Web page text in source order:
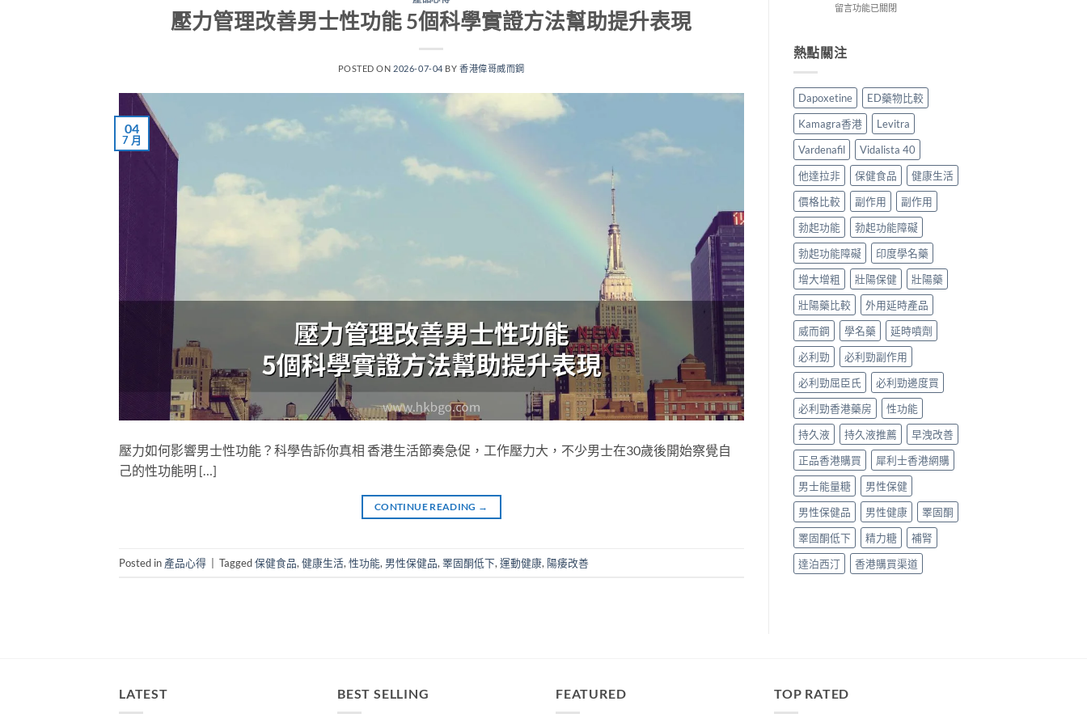
壓力管理改善男士性功能 5個科學實證方法幫助提升表現
POSTED ON 2026-07-04 BY香港偉哥威而鋼
04
7 月
壓力如何影響男士性功能？科學告訴你真相 香港生活節奏急促，工作壓力大，不少男士在30歲後開始察覺自
己的性功能明 […]
CONTINUE READING →
Posted in 產品心得 Tagged保健食品, 健康生活, 性功能, 男性保健品, 睪固酮低下, 運動健康, 陽痿改善
用
中
購
南〉
家
服
得
與
購
買
建
議〉
中
食
效？
港
用
家
必
讀
用
法
用
量
完
整
教
學〉
中
在
片
副
用
安
全
嗎？
香
港
用
家
真
實
服
用
經
驗
與
安
全
購
買
指
南〉
中
留言功能已關閉
熱點關注
Dapoxetine
ED藥物比較
Kamagra香港
Levitra
Vardenafil
Vidalista 40
他達拉非
保健食品
健康生活
價格比較
副作用
副作用
勃起功能
勃起功能障礙
勃起功能障礙
印度學名藥
增大增粗
壯陽保健
壯陽藥
壯陽藥比較
外用延時產品
威而鋼
學名藥
延時噴劑
必利勁
必利勁副作用
必利勁屈臣氏
必利勁邊度買
必利勁香港藥房
性功能
持久液
持久液推薦
早洩改善
正品香港購買
犀利士香港網購
男士能量糖
男性保健
男性保健品
男性健康
睪固酮
睪固酮低下
精力糖
補腎
達泊西汀
香港購買渠道
LATEST BEST SELLING FEATURED TOP RATED